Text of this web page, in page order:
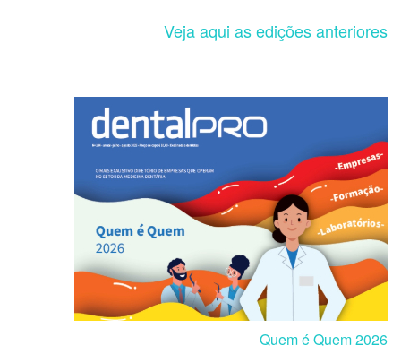
Veja aqui as edições anteriores
Quem é Quem 2026